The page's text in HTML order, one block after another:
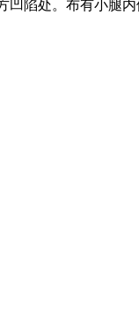
陷处。布有小腿